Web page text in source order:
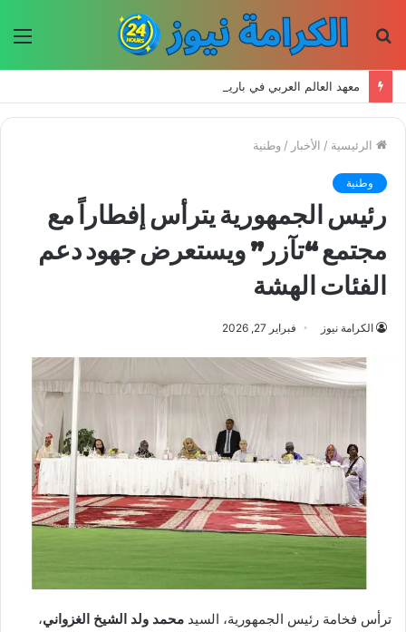
الرئيسية / الأخبار / وطنية
وطنية
رئيس الجمهورية يترأس إفطاراً مع
مجتمع “تآزر” ويستعرض جهود دعم
الفئات الهشة
الكرامة نيوز فبراير 27, 2026
ترأس فخامة رئيس الجمهورية، السيد محمد ولد الشيخ الغزواني،